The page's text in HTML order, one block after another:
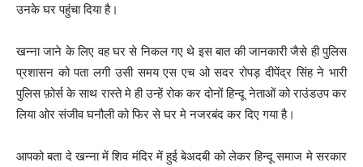
उनके घर पहुंचा दिया है।
खन्ना जाने के लिए वह घर से निकल गए थे इस बात की जानकारी जैसे ही पुलिस
प्रशासन को पता लगी उसी समय एस एच ओ सदर रोपड़ दीपेंद्र सिंह ने भारी
पुलिस फ़ोर्स के साथ रास्ते मे ही उन्हें रोक कर दोनों हिन्दू नेताओं को राउंडउप कर
लिया ओर संजीव घनौली को फिर से घर मे नजरबंद कर दिए गया है।
आपको बता दे खन्ना में शिव मंदिर में हुई बेअदबी को लेकर हिन्दू समाज मे सरकार